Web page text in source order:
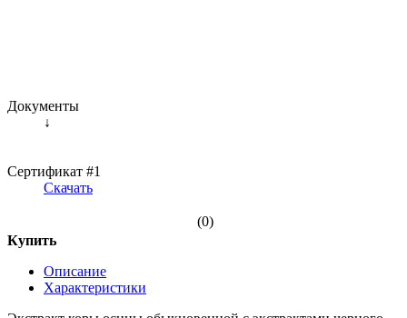
Документы
↓
Сертификат #1
Скачать
(0)
Купить
Описание
Характеристики